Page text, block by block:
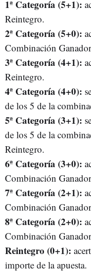
1ª Categoría (5+1):
Reintegro.
2ª Categoría (5+0):
Combinación
3ª Categoría (4+1):
Reintegro.
4ª Categoría (4+0):
de los 5 de la
5ª Categoría (3+1):
de los 5 de la
Reintegro.
6ª Categoría (3+0):
Combinación
7ª Categoría (2+1):
Combinación
8ª Categoría (2+0):
Combinación
Reintegro (0+1):
importe de la apuesta.